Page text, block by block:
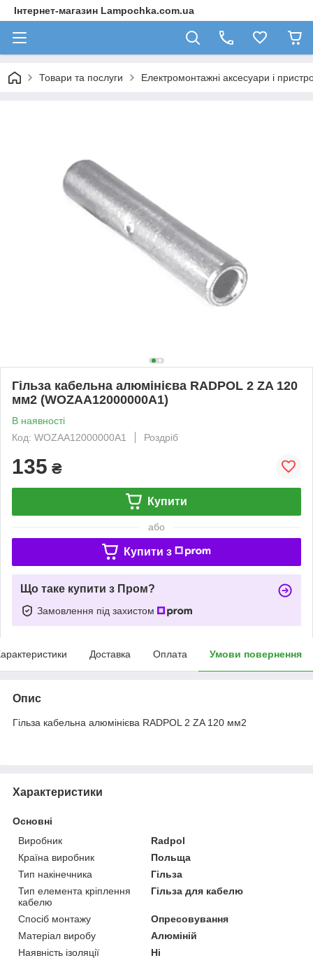
Інтернет-магазин Lampochka.com.ua
Товари та послуги Електромонтажні аксесуари і
Гільза кабельна алюмінієва RADPOL 2 ZA 120
мм2 (WOZAA12000000A1)
В наявності
Код: WOZAA12000000A1
Роздріб
135 ₴
Купити
або
Купити з
Що таке купити з Пром?
Замовлення під захистом
Доставка Оплата Умови повернення
Опис
Гільза кабельна алюмінієва RADPOL 2 ZA 120 мм2
Характеристики
Основні
Виробник
Radpol
Країна виробник
Польща
Тип накінечника
Гільза
Тип елемента кріплення
кабелю
Гільза для кабелю
Спосіб монтажу
Опресовування
Матеріал виробу
Алюміній
Наявність ізоляції
Ні